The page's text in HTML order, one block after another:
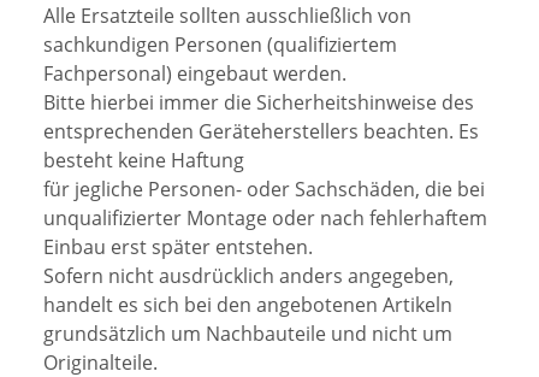
Alle Ersatzteile sollten ausschließlich von
sachkundigen Personen (qualifiziertem
Fachpersonal) eingebaut werden.
Bitte hierbei immer die Sicherheitshinweise des
entsprechenden Geräteherstellers beachten. Es
besteht keine Haftung
für jegliche Personen- oder Sachschäden, die bei
unqualifizierter Montage oder nach fehlerhaftem
Einbau erst später entstehen.
Sofern nicht ausdrücklich anders angegeben,
handelt es sich bei den angebotenen Artikeln
grundsätzlich um Nachbauteile und nicht um
Originalteile.